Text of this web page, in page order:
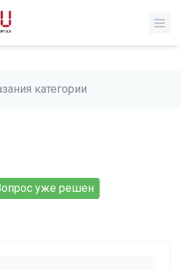
категории
уже решен